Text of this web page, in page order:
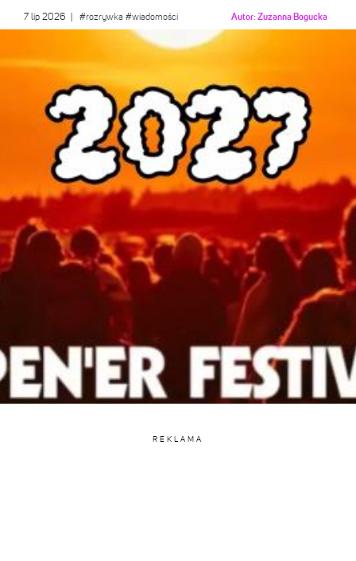
7 lip 2026 #rozrywka #wiadomości Autor:Zuzanna Bogucka
REKLAMA